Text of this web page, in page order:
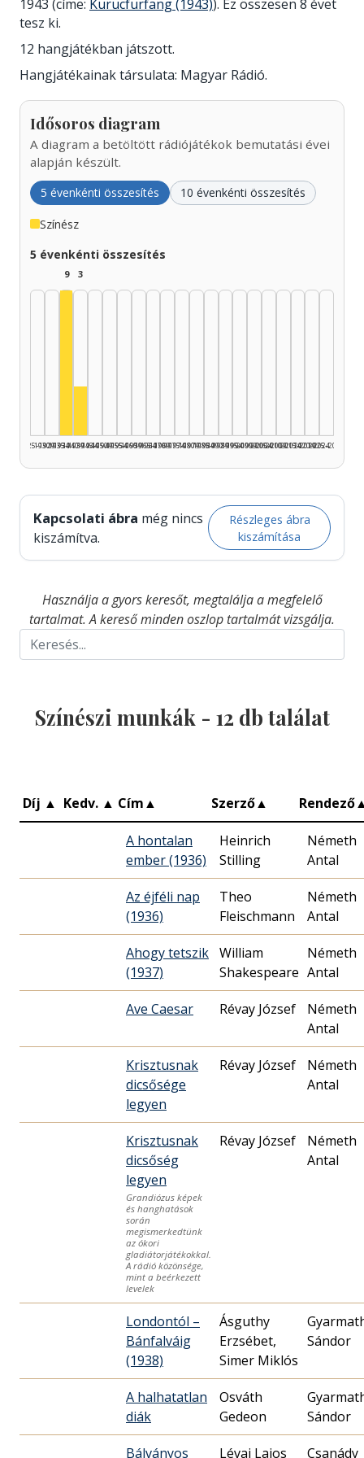
1943 (címe: Kurucfurfang (1943)). Ez összesen 8 évet
tesz ki.
12 hangjátékban játszott.
Hangjátékainak társulata: Magyar Rádió.
Idősoros diagram
A diagram a betöltött rádiójátékok bemutatási évei
alapján készült.
5 évenkénti összesítés 10 évenkénti összesítés
Színész
5 évenkénti összesítés
1925–1929
1930–1934
9
1935–1939
3
1940–1944
1945–1949
1950–1954
1955–1959
1960–1964
1965–1969
1970–1974
1975–1979
1980–1984
1985–1989
1990–1994
1995–1999
2000–2004
2005–2009
2010–2014
2015–2019
2020–2024
2025–2026
Kapcsolati ábra még nincs
kiszámítva.
Részleges ábra
kiszámítása
Használja a gyors keresőt, megtalálja a megfelelő
tartalmat. A kereső minden oszlop tartalmát vizsgálja.
Színészi munkák - 12 db találat
Díj ▲ Kedv. ▲ Cím▲ Szerző▲ Rendező
A hontalan
ember (1936)
Heinrich
Stilling
Németh
Antal
Az éjféli nap
(1936)
Theo
Fleischmann
Németh
Antal
Ahogy tetszik
(1937)
William
Shakespeare
Németh
Antal
Ave Caesar Révay József
Németh
Antal
Krisztusnak
dicsősége
legyen
Révay József
Németh
Antal
Krisztusnak
dicsőség
legyen
Grandiózus képek
és hanghatások
során
megismerkedtünk
az ókori
gladiátorjátékokkal.
A rádió közönsége,
mint a beérkezett
levelek
Révay József
Németh
Antal
Londontól –
Bánfalváig
(1938)
Ásguthy
Erzsébet,
Simer Miklós
Sándor
A halhatatlan
diák
Osváth
Gedeon
Sándor
Bálványos Lévai Lajos Csanády